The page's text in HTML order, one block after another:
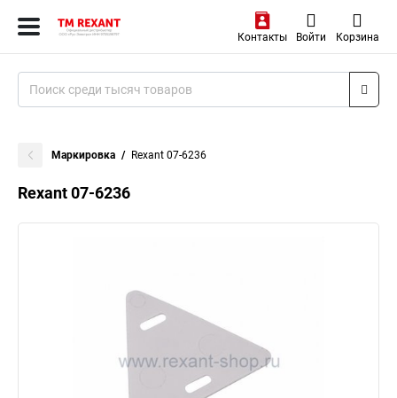
Контакты Войти Корзина
Маркировка Rexant 07-6236
Rexant 07-6236